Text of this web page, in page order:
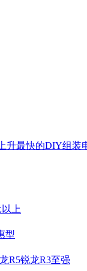
上升最快的DIY组装
上
型
R5锐龙R3至强